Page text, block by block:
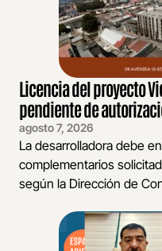
Licencia del proyecto
pendiente de
agosto 7, 2026
La desarrolladora debe
complementarios
según la Dirección de